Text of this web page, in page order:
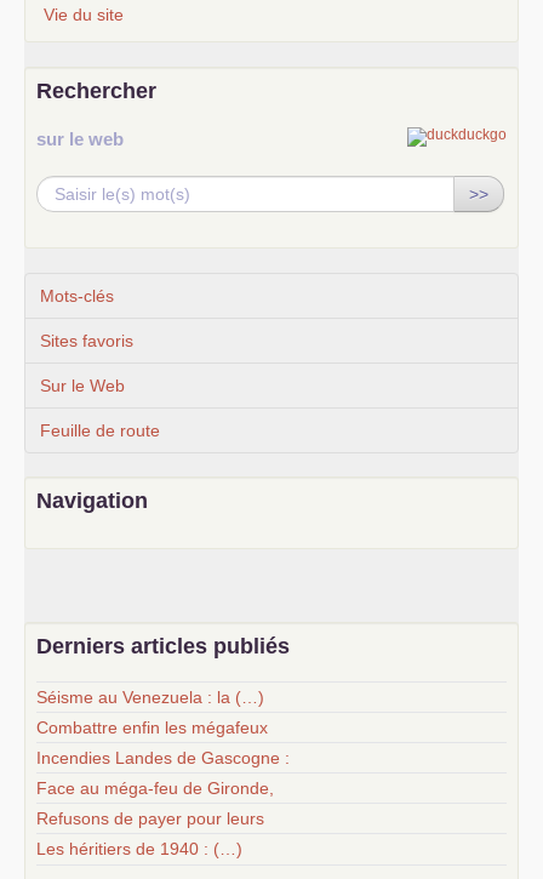
Vie du site
Rechercher
sur le web
>>
Mots-clés
Sites favoris
Sur le Web
Feuille de route
Navigation
Derniers articles publiés
Séisme au Venezuela : la (…)
Combattre enfin les mégafeux
Incendies Landes de Gascogne :
Face au méga-feu de Gironde,
Refusons de payer pour leurs
Les héritiers de 1940 : (…)